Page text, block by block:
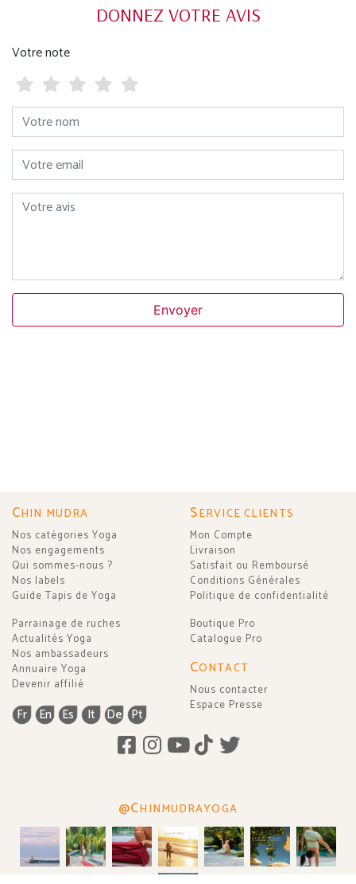
DONNEZ VOTRE AVIS
Votre note
Votre nom
Votre email
Votre avis
Envoyer
CHIN MUDRA
Nos catégories Yoga
Nos engagements
Qui sommes-nous ?
Nos labels
Guide Tapis de Yoga
Parrainage de ruches
Actualités Yoga
Nos ambassadeurs
Annuaire Yoga
Devenir affilié
Fr En Es It De Pt
SERVICE CLIENTS
Mon Compte
Livraison
Satisfait ou Remboursé
Conditions Générales
Politique de confidentialité
Boutique Pro
Catalogue Pro
CONTACT
Nous contacter
Espace Presse
@CHINMUDRAYOGA